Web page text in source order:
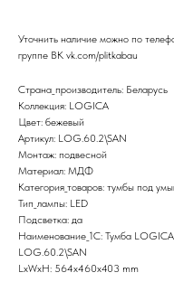
Уточнить наличие можно по
группе ВК vk.com/plitkabau
Страна_производитель: Беларусь
Коллекция: LOGICA
Цвет: бежевый
Артикул: LOG.60.2\SAN
Монтаж: подвесной
Материал: МДФ
Категория_товаров: тумбы под
Тип_лампы: LED
Подсветка: да
Наименование_1С: Тумба
LOG.60.2\SAN
LxWxH: 564x460x403 mm